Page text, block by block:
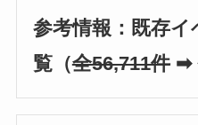
参考情報：既存
覧（全56,711件➡